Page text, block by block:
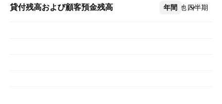
貸付残高および顧客預金残高 年間 四半期
その他